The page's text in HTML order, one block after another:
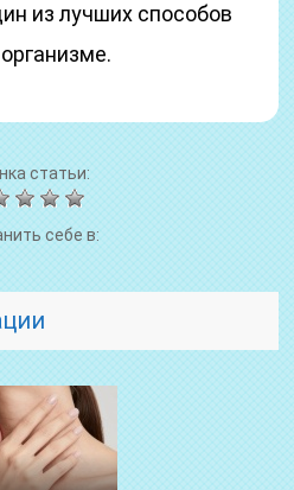
из лучших способов
статьи:
себе в: